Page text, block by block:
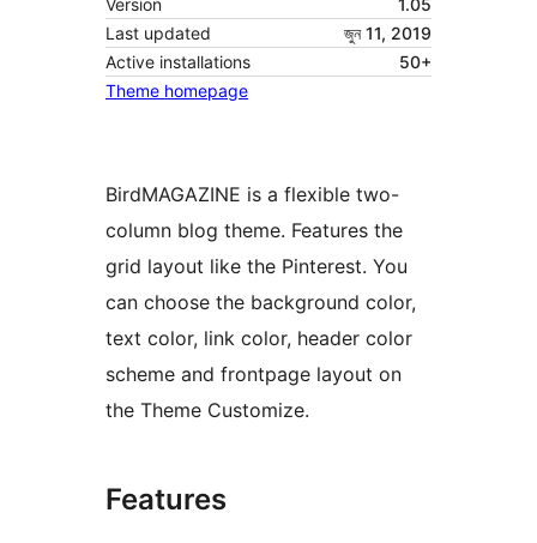
Version
1.05
Last updated
জুন 11, 2019
Active installations
50+
Theme homepage
BirdMAGAZINE is a flexible two-
column blog theme. Features the
grid layout like the Pinterest. You
can choose the background color,
text color, link color, header color
scheme and frontpage layout on
the Theme Customize.
Features